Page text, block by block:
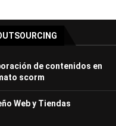
de contenidos en
scorm
Web y Tiendas